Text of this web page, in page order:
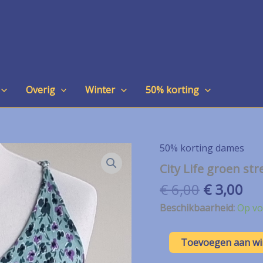
Overig Winter 50% korting
50% korting dames
City Life groen
€6,00
prijs
€ 6,00.
€3,00
is:
€
Beschikbaarheid:Op
City
Life
Toevoegen aan